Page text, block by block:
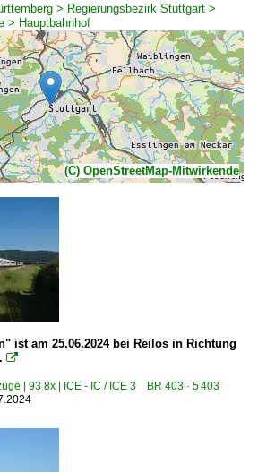
> Regierungsbezirk Stuttgart >
> Hauptbahnhof
(C) OpenStreetMap-Mitwirkende
ist am 25.06.2024 bei Reilos in Richtung

| 93 8x | ICE - IC / ICE 3 BR 403 · 5 403